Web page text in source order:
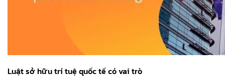
Luật sở hữu trí tuệ quốc tế có vai trò